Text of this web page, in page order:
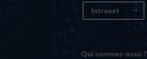
Intranet
Qui sommes-nous ?